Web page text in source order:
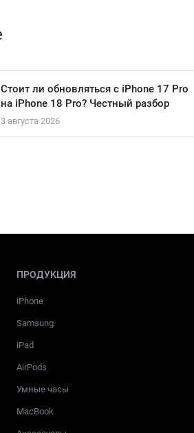
Стоит ли обновляться с iPhone 17 Pro
на iPhone 18 Pro? Честный разбор
3 августа 2026
ПРОДУКЦИЯ
iPhone
Samsung
iPad
AirPods
Умные часы
MacBook